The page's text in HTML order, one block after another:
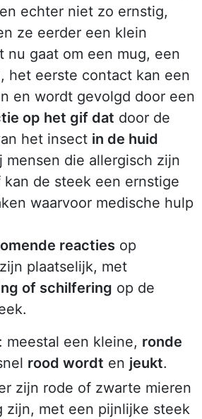
echter niet zo ernstig,
ze eerder een klein
nu gaat om een mug, een
het eerste contact kan een
en wordt gevolgd door een
op het gif dat door de
het insect in de huid
mensen die allergisch zijn
de steek een ernstige
waarvoor medische hulp
reacties op
plaatselijk, met
of schilfering op de
: meestal een kleine, ronde
rood wordt en jeukt.
zijn rode of zwarte mieren
zijn, met een pijnlijke steek